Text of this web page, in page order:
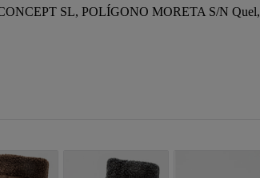
SL, POLÍGONO MORETA S/N